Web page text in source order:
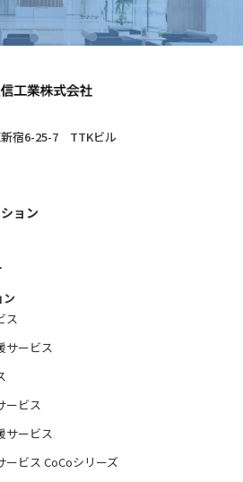
宿6-25-7 TTKビル
ョン
ス
サービス
ービス
サービス
ービス CoCoシリーズ